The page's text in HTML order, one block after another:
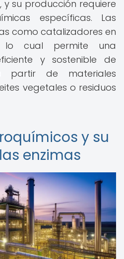
y su producción requiere
específicas. Las
como catalizadores en
lo cual permite una
y sostenible de
partir de materiales
vegetales o residuos
y su
enzimas